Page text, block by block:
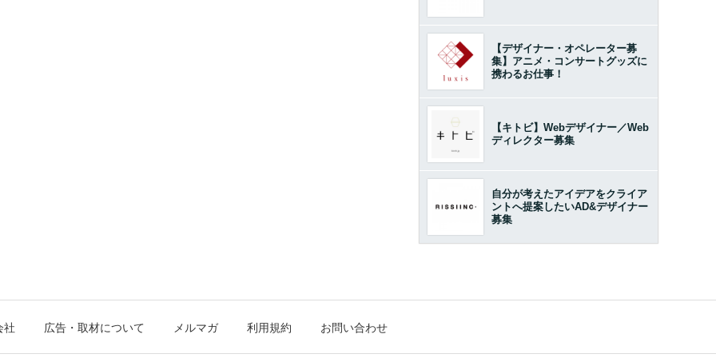
【デザイナー・オペレーター募
集】アニメ・コンサートグッズに
携わるお仕事！
【キトビ】Webデザイナー／Web
ディレクター募集
自分が考えたアイデアをクライア
ントへ提案したいAD&デザイナー
募集
社 広告・取材について メルマガ 利用規約 お問い合わせ